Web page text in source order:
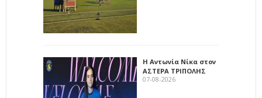
Η Αντωνία Νίκα στον
ΑΣΤΕΡΑ ΤΡΙΠΟΛΗΣ
07-08-2026